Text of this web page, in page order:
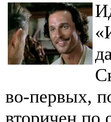
во-первых,
вторичен по